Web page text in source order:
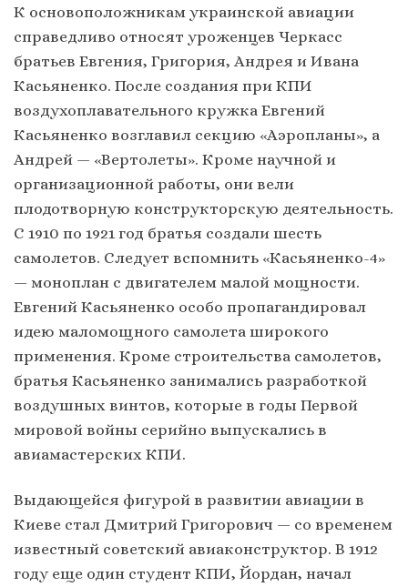
К основоположникам украинской авиации
справедливо относят уроженцев Черкасс
братьев Евгения, Григория, Андрея и Ивана
Касьяненко. После создания при КПИ
воздухоплавательного кружка Евгений
Касьяненко возглавил секцию «Аэропланы», а
Андрей — «Вертолеты». Кроме научной и
организационной работы, они вели
плодотворную конструкторскую деятельность.
С 1910 по 1921 год братья создали шесть
самолетов. Следует вспомнить «Касьяненко-4»
— моноплан с двигателем малой мощности.
Евгений Касьяненко особо пропагандировал
идею маломощного самолета широкого
применения. Кроме строительства самолетов,
братья Касьяненко занимались разработкой
воздушных винтов, которые в годы Первой
мировой войны серийно выпускались в
авиамастерских КПИ.
Выдающейся фигурой в развитии авиации в
Киеве стал Дмитрий Григорович — со временем
известный советский авиаконструктор. В 1912
году еще один студент КПИ, Йордан, начал